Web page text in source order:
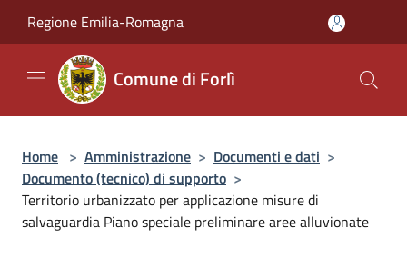
Regione Emilia-Romagna
Comune di Forlì
Home > Amministrazione > Documenti e dati >
Documento (tecnico) di supporto >
Territorio urbanizzato per applicazione misure di
salvaguardia Piano speciale preliminare aree alluvionate